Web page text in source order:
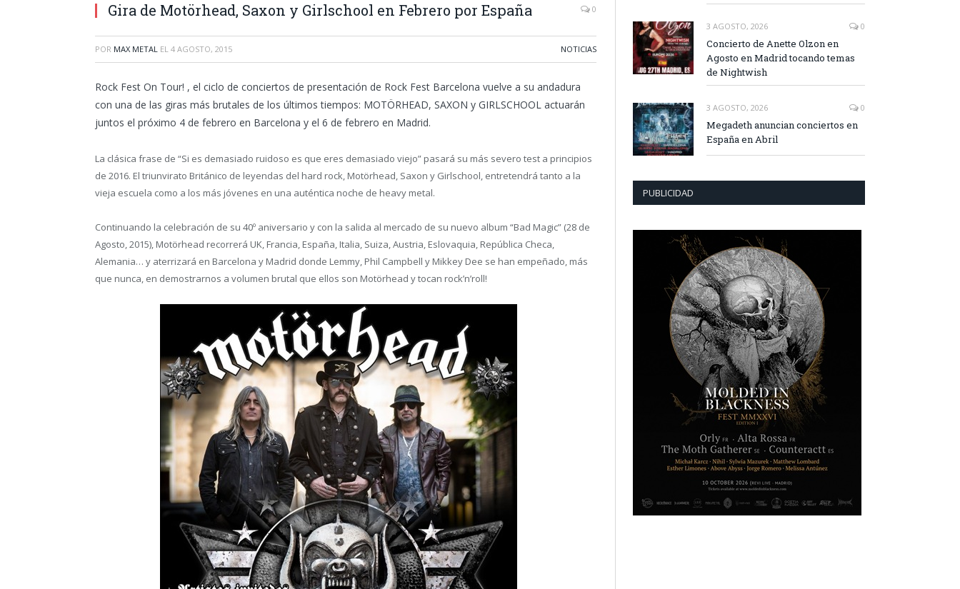
Gira de Motörhead, Saxon y Girlschool en Febrero por España 0
POR MAX METAL EL 4 AGOSTO, 2015 NOTICIAS
Rock Fest On Tour! , el ciclo de conciertos de presentación de Rock Fest Barcelona vuelve a su andadura
con una de las giras más brutales de los últimos tiempos: MOTÖRHEAD, SAXON y GIRLSCHOOL actuarán
juntos el próximo 4 de febrero en Barcelona y el 6 de febrero en Madrid.
La clásica frase de “Si es demasiado ruidoso es que eres demasiado viejo” pasará su más severo test a principios
de 2016. El triunvirato Británico de leyendas del hard rock, Motörhead, Saxon y Girlschool, entretendrá tanto a la
vieja escuela como a los más jóvenes en una auténtica noche de heavy metal.
Continuando la celebración de su 40º aniversario y con la salida al mercado de su nuevo album “Bad Magic” (28 de
Agosto, 2015), Motörhead recorrerá UK, Francia, España, Italia, Suiza, Austria, Eslovaquia, República Checa,
Alemania… y aterrizará en Barcelona y Madrid donde Lemmy, Phil Campbell y Mikkey Dee se han empeñado, más
que nunca, en demostrarnos a volumen brutal que ellos son Motörhead y tocan rock’n’roll!
3 AGOSTO, 2026 0
Concierto de Anette Olzon en
Agosto en Madrid tocando temas
de Nightwish
3 AGOSTO, 2026 0
Megadeth anuncian conciertos en
España en Abril
PUBLICIDAD